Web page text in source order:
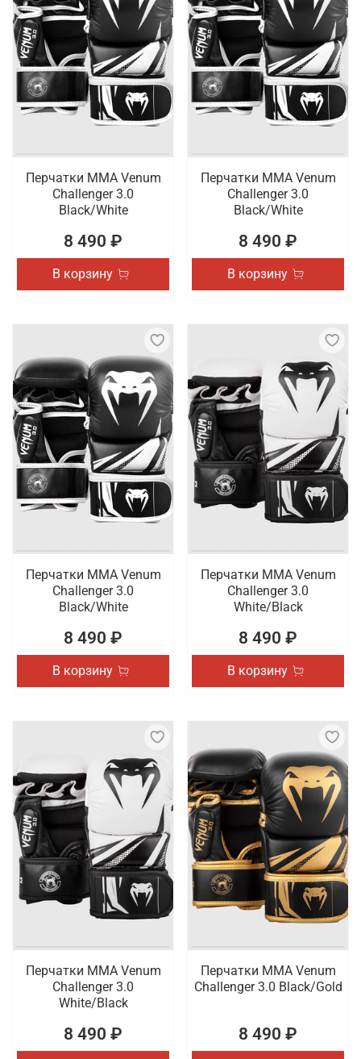
Перчатки ММА Venum
Challenger 3.0
Black/White
8 490 ₽
В корзину
Перчатки ММА Venum
Challenger 3.0
Black/White
8 490 ₽
В корзину
Перчатки ММА Venum
Challenger 3.0
Black/White
8 490 ₽
В корзину
Перчатки ММА Venum
Challenger 3.0
White/Black
8 490 ₽
В корзину
Перчатки ММА Venum
Challenger 3.0
White/Black
8 490 ₽
Перчатки ММА Venum
Challenger 3.0 Black/Gold
8 490 ₽